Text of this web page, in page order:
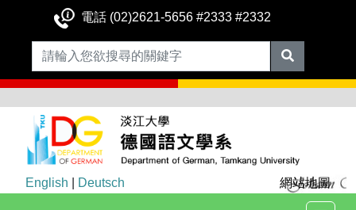
電話 (02)2621-5656 #2333 #2332
English Deutsch 網站地圖